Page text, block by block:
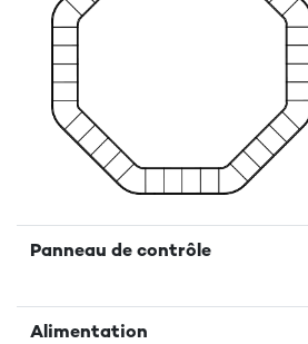
Panneau de contrôle
Alimentation